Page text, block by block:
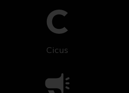
Cicus